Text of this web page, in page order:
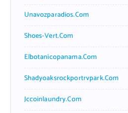
Unavozparadios.com
Shoes-Vert.com
Elbotanicopanama.com
Shadyoaksrockportrvpark.com
Jccoinlaundry.com